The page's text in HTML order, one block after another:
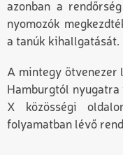
azonban a
nyomozók
a tanúk kihallgatását.
A mintegy ötvenezer
Hamburgtól
X közösségi
folyamatban lévő